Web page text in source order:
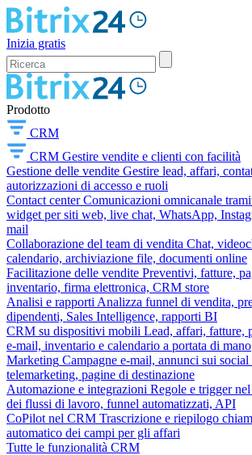
Inizia gratis
Prodotto
CRM
CRM Gestire vendite e clienti con facilità
Gestione delle vendite Gestire lead, affari,
autorizzazioni di accesso e ruoli
Contact center Comunicazioni omnicanale
widget per siti web, live chat, WhatsApp,
mail
Collaborazione del team di vendita Chat,
calendario, archiviazione file, documenti online
Facilitazione delle vendite Preventivi, fatture,
inventario, firma elettronica, CRM store
Analisi e rapporti Analizza funnel di vendita,
dipendenti, Sales Intelligence, rapporti BI
CRM su dispositivi mobili Lead, affari, fatture,
e-mail, inventario e calendario a portata di mano
Marketing Campagne e-mail, annunci sui
telemarketing, pagine di destinazione
Automazione e integrazioni Regole e trigger
dei flussi di lavoro, funnel automatizzati, API
CoPilot nel CRM Trascrizione e riepilogo
automatico dei campi per gli affari
Tutte le funzionalità CRM